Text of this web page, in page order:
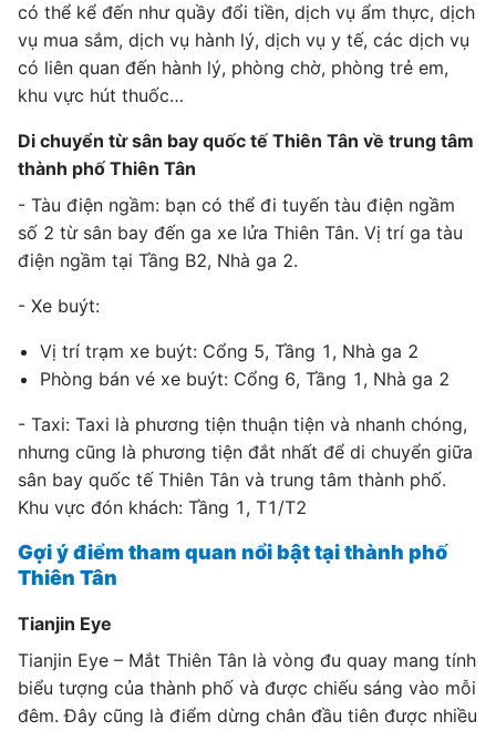
có thể kể đến như quầy đổi tiền, dịch vụ ẩm thực, dịch
vụ mua sắm, dịch vụ hành lý, dịch vụ y tế, các dịch vụ
có liên quan đến hành lý, phòng chờ, phòng trẻ em,
khu vực hút thuốc…
Di chuyển từ sân bay quốc tế Thiên Tân về trung tâm
thành phố Thiên Tân
- Tàu điện ngầm: bạn có thể đi tuyến tàu điện ngầm
số 2 từ sân bay đến ga xe lửa Thiên Tân. Vị trí ga tàu
điện ngầm tại Tầng B2, Nhà ga 2.
- Xe buýt:
Vị trí trạm xe buýt: Cổng 5, Tầng 1, Nhà ga 2
Phòng bán vé xe buýt: Cổng 6, Tầng 1, Nhà ga 2
- Taxi: Taxi là phương tiện thuận tiện và nhanh chóng,
nhưng cũng là phương tiện đắt nhất để di chuyển giữa
sân bay quốc tế Thiên Tân và trung tâm thành phố.
Khu vực đón khách: Tầng 1, T1/T2
Gợi ý điểm tham quan nổi bật tại thành phố
Thiên Tân
Tianjin Eye
Tianjin Eye – Mắt Thiên Tân là vòng đu quay mang tính
biểu tượng của thành phố và được chiếu sáng vào mỗi
đêm. Đây cũng là điểm dừng chân đầu tiên được nhiều